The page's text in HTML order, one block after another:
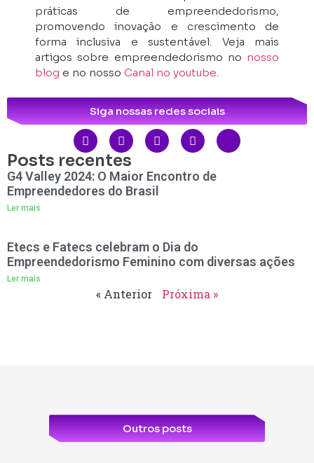
práticas de empreendedorismo,
promovendo inovação e crescimento de
forma inclusiva e sustentável. Veja mais
artigos sobre empreendedorismo no nosso
blog e no nosso Canal no youtube.
Siga nossas redes sociais
Posts recentes
G4 Valley 2024: O Maior Encontro de
Empreendedores do Brasil
Ler mais
Etecs e Fatecs celebram o Dia do
Empreendedorismo Feminino com diversas ações
Ler mais
« Anterior Próxima »
Outros posts